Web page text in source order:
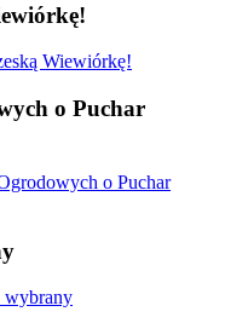
Wiewiórkę!
o Puchar
o Puchar
wybrany